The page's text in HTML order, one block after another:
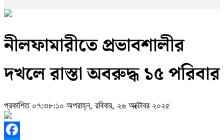
নীলফামারীতে প্রভাবশালীর
দখলে রাস্তা অবরুদ্ধ ১৫ পরিবার
প্রকাশিত ০৭:৩৮:১০ অপরাহ্ন, রবিবার, ২৬ অক্টোবর ২০২৫